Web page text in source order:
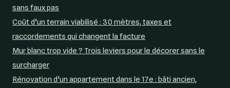
sans faux pas
Coût d’un terrain viabilisé : 30 mètres, taxes et
raccordements qui changent la facture
Mur blanc trop vide ? Trois leviers pour le décorer sans le
surcharger
Rénovation d’un appartement dans le 17e : bâti ancien,